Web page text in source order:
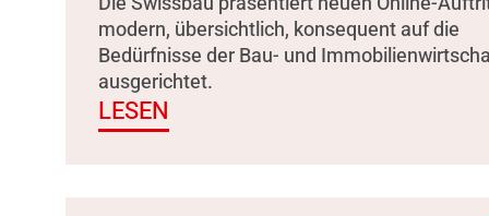
modern, übersichtlich, konsequent auf die
Bedürfnisse der Bau- und
ausgerichtet.
LESEN